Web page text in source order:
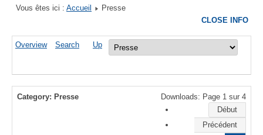
Vous êtes ici : Accueil Presse
Overview Search Up
Category: Presse
Downloads: Page 1 sur 4
Début
Précédent
CLOSE INFO